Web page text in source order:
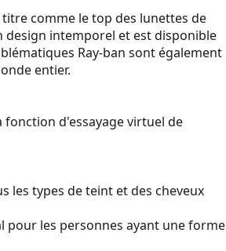
comme le top des lunettes de
design intemporel et est disponible
Ray-ban sont également
entier.
fonction d'essayage virtuel de
les types de teint et des cheveux
pour les personnes ayant une forme